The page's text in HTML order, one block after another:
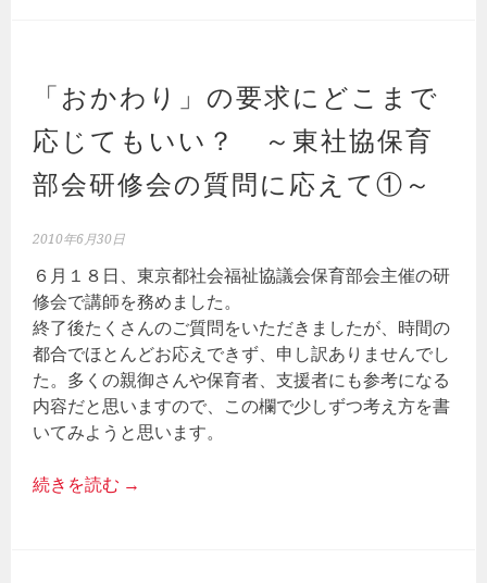
「おかわり」の要求にどこまで
応じてもいい？ ～東社協保育
部会研修会の質問に応えて①～
2010年6月30日
６月１８日、東京都社会福祉協議会保育部会主催の研
修会で講師を務めました。
終了後たくさんのご質問をいただきましたが、時間の
都合でほとんどお応えできず、申し訳ありませんでし
た。多くの親御さんや保育者、支援者にも参考になる
内容だと思いますので、この欄で少しずつ考え方を書
いてみようと思います。
続きを読む →